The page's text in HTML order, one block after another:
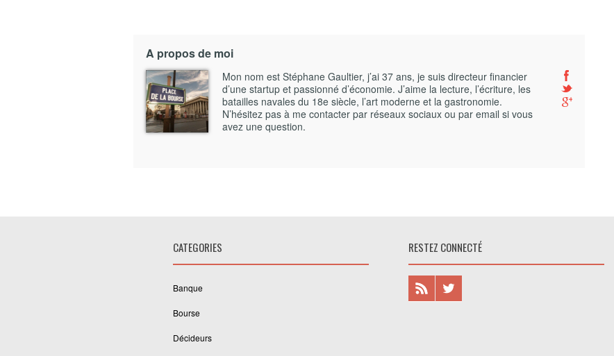
A propos de moi
Mon nom est Stéphane Gaultier, j’ai 37 ans, je suis directeur financier
d’une startup et passionné d’économie. J’aime la lecture, l’écriture, les
batailles navales du 18e siècle, l’art moderne et la gastronomie.
N’hésitez pas à me contacter par réseaux sociaux ou par email si vous
avez une question.
CATEGORIES
Banque
Bourse
Décideurs
RESTEZ CONNECTÉ